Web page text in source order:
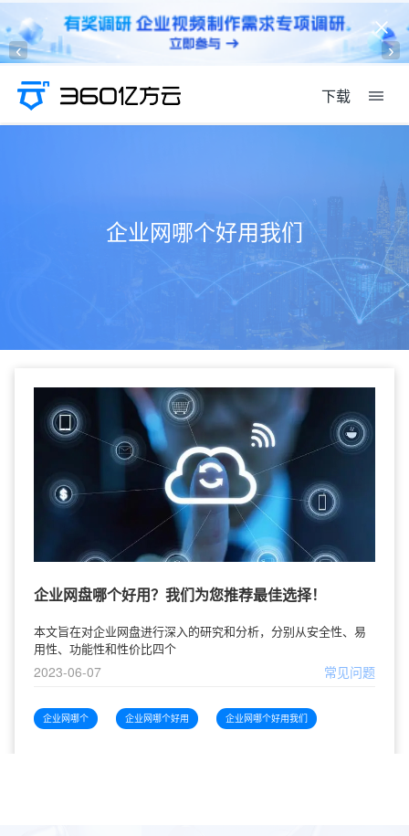
‹ ›
下载
企业网哪个好用我们
企业网盘哪个好用？我们为您推荐最佳选择！
本文旨在对企业网盘进行深入的研究和分析，分别从安全性、易
用性、功能性和性价比四个
2023-06-07 常见问题
企业网哪个 企业网哪个好用 企业网哪个好用我们